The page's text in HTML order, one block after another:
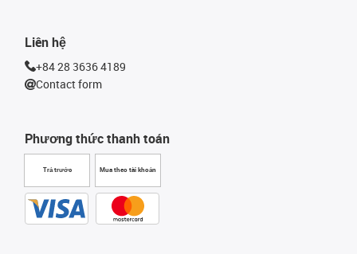
Phương thức thanh toán
Trả trước Mua theo tài khoản
Liên hệ
+84 28 3636 4189
Contact form